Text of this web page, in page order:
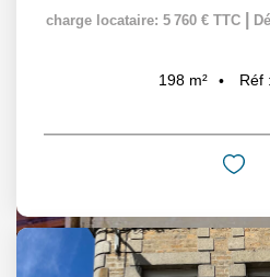
charge locataire: 5 760 € TTC
198 m² Réf :